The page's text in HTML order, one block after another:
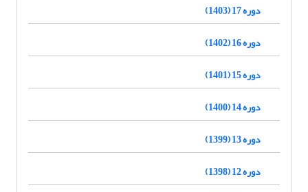
دوره 17 (1403)
دوره 16 (1402)
دوره 15 (1401)
دوره 14 (1400)
دوره 13 (1399)
دوره 12 (1398)